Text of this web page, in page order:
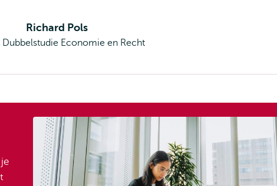
Richard Pols
Dubbelstudie Economie en Recht